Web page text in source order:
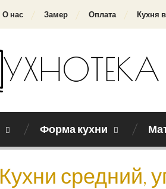
О нас Замер Оплата Кухня
Форма кухни
Кухни средний,